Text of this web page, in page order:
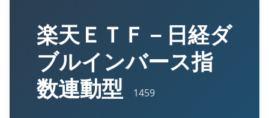
楽天ＥＴＦ－日経ダ
ブルインバース指
数連動型
1459